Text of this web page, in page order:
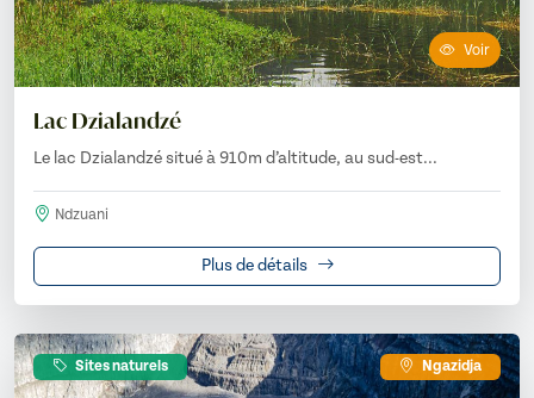
Voir
Lac Dzialandzé
Le lac Dzialandzé situé à 910m d’altitude, au sud-est...
Ndzuani
Plus de détails
Sites naturels Ngazidja